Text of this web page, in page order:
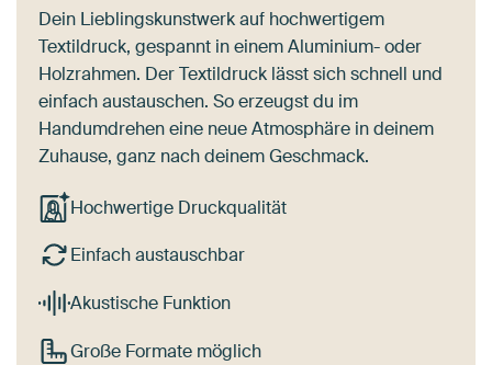
Dein Lieblingskunstwerk auf hochwertigem
Textildruck, gespannt in einem Aluminium- oder
Holzrahmen. Der Textildruck lässt sich schnell und
einfach austauschen. So erzeugst du im
Handumdrehen eine neue Atmosphäre in deinem
Zuhause, ganz nach deinem Geschmack.
Hochwertige Druckqualität
Einfach austauschbar
Akustische Funktion
Große Formate möglich